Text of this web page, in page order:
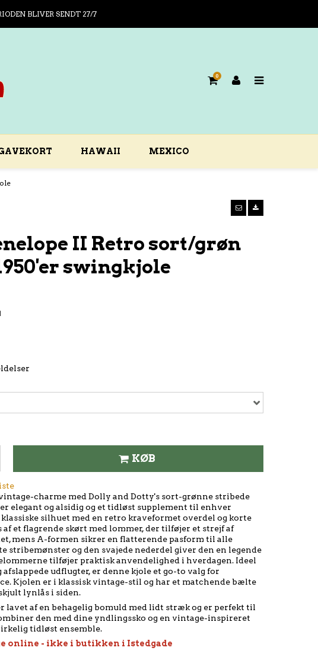
BLIVER SENDT 27/7
0
HAWAII MEXICO
II Retro sort/grøn
swingkjole
KØB
charme med Dolly and Dotty's sort-grønne stribede
elegant og alsidig og et tidløst supplement til enhver
klassiske silhuet med en retro kraveformet overdel og korte
et flagrende skørt med lommer, der tilføjer et strejf af
mens A-formen sikrer en flatterende pasform til alle
stribemønster og den svajede nederdel giver den en legende
tilføjer praktisk anvendelighed i hverdagen. Ideel
afslappede udflugter, er denne kjole et go-to valg for
Kjolen er i klassisk vintage-stil og har et matchende bælte
lynlås i siden.
lavet af en behagelig bomuld med lidt stræk og er perfekt til
den med dine yndlingssko og en vintage-inspireret
tidløst ensemble.
online - ikke i butikken i Istedgade